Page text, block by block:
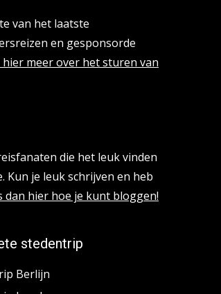
van het laatste
en gesponsorde
hier meer over het sturen van
die het leuk vinden
Kun je leuk schrijven en heb
dan hier hoe je kunt bloggen!
stedentrip
Berlijn